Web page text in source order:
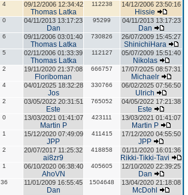
4 09/12/2006 12:34:42
Thomas Latka
112238 14/12/2006 23:50:16
Hissie
0 04/11/2013 13:17:23
Dan
95299 04/11/2013 13:17:23
Dan
6 09/11/2006 03:01:40
Thomas Latka
730826 26/07/2009 15:45:27
ShinichiHara
5 02/11/2006 01:33:39
Thomas Latka
112127 05/07/2009 15:51:40
Nikolas
2 19/11/2020 21:37:08
Floriboman
666757 17/07/2025 08:57:31
Michaelr
4 04/01/2025 18:32:28
Jos
330766 06/02/2025 07:56:50
Ulrich
2 03/05/2022 20:31:51
Este
765052 04/05/2022 17:21:38
Este
0 13/03/2021 01:41:07
Martin P
423111 13/03/2021 01:41:07
Martin P
1 15/12/2020 07:49:09
JPP
411415 17/12/2020 04:55:50
JPP
2 20/07/2017 11:25:32
ai8zr9
418858 01/11/2020 16:01:36
Rikki-Tikki-Tavi
1 06/10/2020 06:38:40
AhoVN
405605 12/10/2020 22:39:25
Dan
36 11/01/2009 16:55:45
Dan
1504648 13/04/2020 21:18:08
McDohl